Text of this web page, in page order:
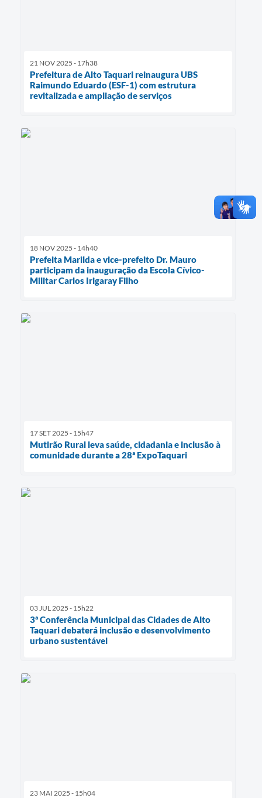
21 NOV 2025 - 17h38
Prefeitura de Alto Taquari reinaugura UBS
Raimundo Eduardo (ESF-1) com estrutura
revitalizada e ampliação de serviços
18 NOV 2025 - 14h40
Prefeita Marilda e vice-prefeito Dr. Mauro
participam da inauguração da Escola Cívico-
Militar Carlos Irigaray Filho
17 SET 2025 - 15h47
Mutirão Rural leva saúde, cidadania e inclusão à
comunidade durante a 28ª ExpoTaquari
03 JUL 2025 - 15h22
3ª Conferência Municipal das Cidades de Alto
Taquari debaterá inclusão e desenvolvimento
urbano sustentável
23 MAI 2025 - 15h04